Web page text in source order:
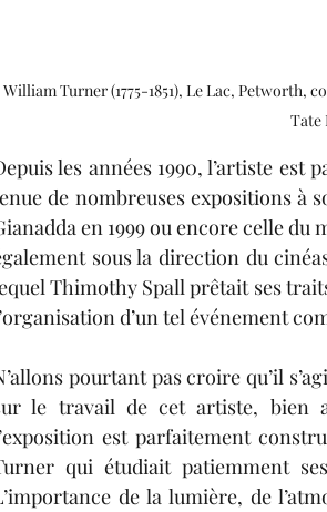
William Turner (1775-1851), Le Lac, Petworth,
Tate
les années 1990, l’artiste
de nombreuses expositions à
en 1999 ou encore celle du
sous la direction du
Thimothy Spall prêtait ses
d’un tel événement
pourtant pas croire qu’il
le travail de cet artiste, bien
est parfaitement
qui étudiait patiemment
de la lumière, de